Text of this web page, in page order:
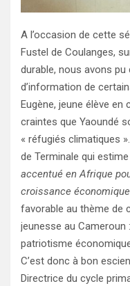
A l’occasion de cette
Fustel de Coulanges,
durable, nous avons
d’information de
Eugène, jeune élève
craintes que Yaoundé
« réfugiés climatiques
de Terminale qui
accentué en Afrique
croissance
favorable au thème de
jeunesse au
patriotisme
C’est donc à bon
Directrice du cycle